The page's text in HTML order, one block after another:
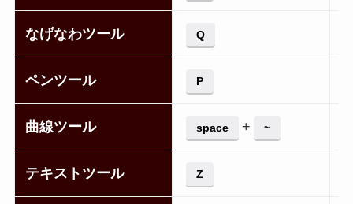
なげなわツール Q
ペンツール P
曲線ツール space + ~
テキストツール Z